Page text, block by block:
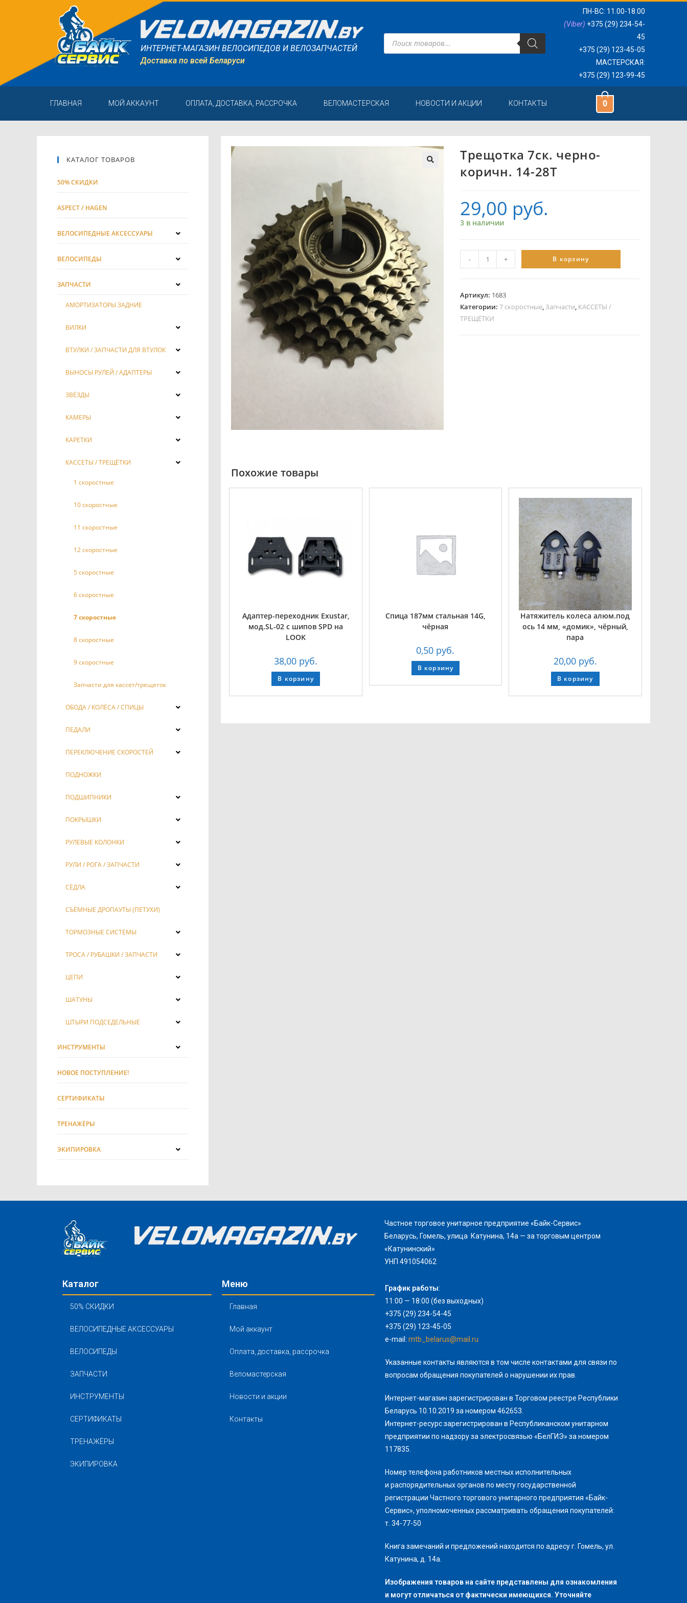
ИНТЕРНЕТ-МАГАЗИН ВЕЛОСИПЕДОВ И ВЕЛОЗАПЧАСТЕЙ
Доставка по всей Беларуси
ПН-ВС: 11.00-18.00
(Viber) +375 (29) 234-54-
45
+375 (29) 123-45-05
МАСТЕРСКАЯ:
+375 (29) 123-99-45
ГЛАВНАЯ МОЙ АККАУНТ ОПЛАТА, ДОСТАВКА, РАССРОЧКА ВЕЛОМАСТЕРСКАЯ НОВОСТИ И АКЦИИ КОНТАКТЫ 0
Трещотка 7ск. черно-
коричн. 14-28Т
29,00 руб.
3 в наличии
- + В корзину
Артикул: 1683
Категории: 7 скоростные,Запчасти, КАССЕТЫ /
ТРЕЩЁТКИ
Похожие товары
Адаптер-переходник Exustar,
мод.SL-02 с шипов SPD на
LOOK
38,00 руб.
В корзину
Спица 187мм стальная 14G,
чёрная
0,50 руб.
В корзину
Натяжитель колеса алюм.под
ось 14 мм, «домик», чёрный,
пара
20,00 руб.
В корзину
КАТАЛОГ ТОВАРОВ
50% СКИДКИ
ASPECT / HAGEN
ВЕЛОСИПЕДНЫЕ АКСЕССУАРЫ
ВЕЛОСИПЕДЫ
ЗАПЧАСТИ
АМОРТИЗАТОРЫ ЗАДНИЕ
ВИЛКИ
ВТУЛКИ / ЗАПЧАСТИ ДЛЯ ВТУЛОК
ВЫНОСЫ РУЛЕЙ / АДАПТЕРЫ
ЗВЁЗДЫ
КАМЕРЫ
КАРЕТКИ
КАССЕТЫ / ТРЕЩЁТКИ
1 скоростные
10 скоростные
11 скоростные
12 скоростные
5 скоростные
6 скоростные
7 скоростные
8 скоростные
9 скоростные
Запчасти для кассет/трещеток
ОБОДА / КОЛЁСА / СПИЦЫ
ПЕДАЛИ
ПЕРЕКЛЮЧЕНИЕ СКОРОСТЕЙ
ПОДНОЖКИ
ПОДШИПНИКИ
ПОКРЫШКИ
РУЛЕВЫЕ КОЛОНКИ
РУЛИ / РОГА / ЗАПЧАСТИ
СЁДЛА
СЪЁМНЫЕ ДРОПАУТЫ (ПЕТУХИ)
ТОРМОЗНЫЕ СИСТЕМЫ
ТРОСА / РУБАШКИ / ЗАПЧАСТИ
ЦЕПИ
ШАТУНЫ
ШТЫРИ ПОДСЕДЕЛЬНЫЕ
ИНСТРУМЕНТЫ
НОВОЕ ПОСТУПЛЕНИЕ!
СЕРТИФИКАТЫ
ТРЕНАЖЁРЫ
ЭКИПИРОВКА
Частное торговое унитарное предприятие «Байк-Сервис»
Беларусь, Гомель, улица Катунина, 14а — за торговым центром
«Катунинский»
УНП 491054062
Каталог
50% СКИДКИ
ВЕЛОСИПЕДНЫЕ АКСЕССУАРЫ
ВЕЛОСИПЕДЫ
ЗАПЧАСТИ
ИНСТРУМЕНТЫ
СЕРТИФИКАТЫ
ТРЕНАЖЁРЫ
ЭКИПИРОВКА
Меню
Главная
Мой аккаунт
Оплата, доставка, рассрочка
Веломастерская
Новости и акции
Контакты
График работы:
11:00 — 18:00 (без выходных)
+375 (29) 234-54-45
+375 (29) 123-45-05
e-mail: mtb_belarus@mail.ru
Указанные контакты являются в том числе контактами для связи по
вопросам обращения покупателей о нарушении их прав.
Интернет-магазин зарегистрирован в Торговом реестре Республики
Беларусь 10.10.2019 за номером 462653.
Интернет-ресурс зарегистрирован в Республиканском унитарном
предприятии по надзору за электросвязью «БелГИЭ» за номером
117835.
Номер телефона работников местных исполнительных
и распорядительных органов по месту государственной
регистрации Частного торгового унитарного предприятия «Байк-
Сервис», уполномоченных рассматривать обращения покупателей:
т. 34-77-50
Книга замечаний и предложений находится по адресу г. Гомель, ул.
Катунина, д. 14а.
Изображения товаров на сайте представлены для ознакомления
и могут отличаться от фактически имеющихся. Уточняйте